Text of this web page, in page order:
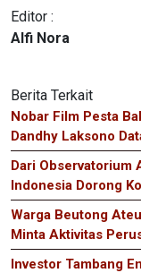
Editor :
Alfi Nora
Berita Terkait
Nobar Film Pesta
Dandhy Laksono
Dari Observatorium
Indonesia Dorong
Warga Beutong
Minta Aktivitas
Investor Tambang